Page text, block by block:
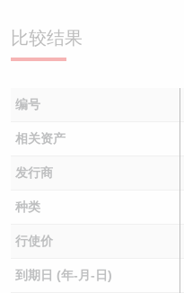
比较结果
编号
相关资产
发行商
种类
行使价
到期日 (年-月-日)
牛熊证文件及公告 (瑞信)
收市竞价变化